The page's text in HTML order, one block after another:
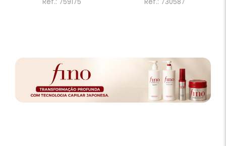
Ref.: 759175 Ref.: 730587